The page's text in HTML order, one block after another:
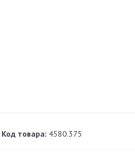
Код товара: 4580.375